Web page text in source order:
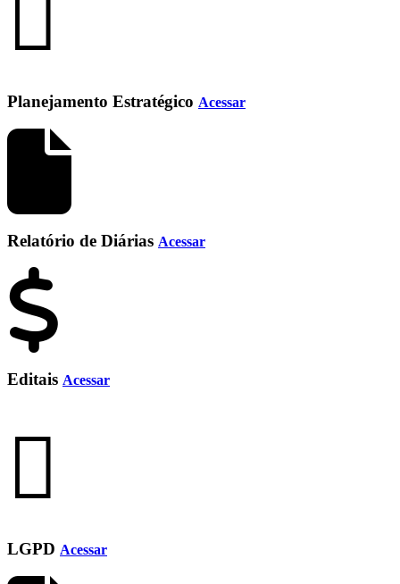
Planejamento Estratégico Acessar
Relatório de Diárias Acessar
Editais Acessar
LGPD Acessar